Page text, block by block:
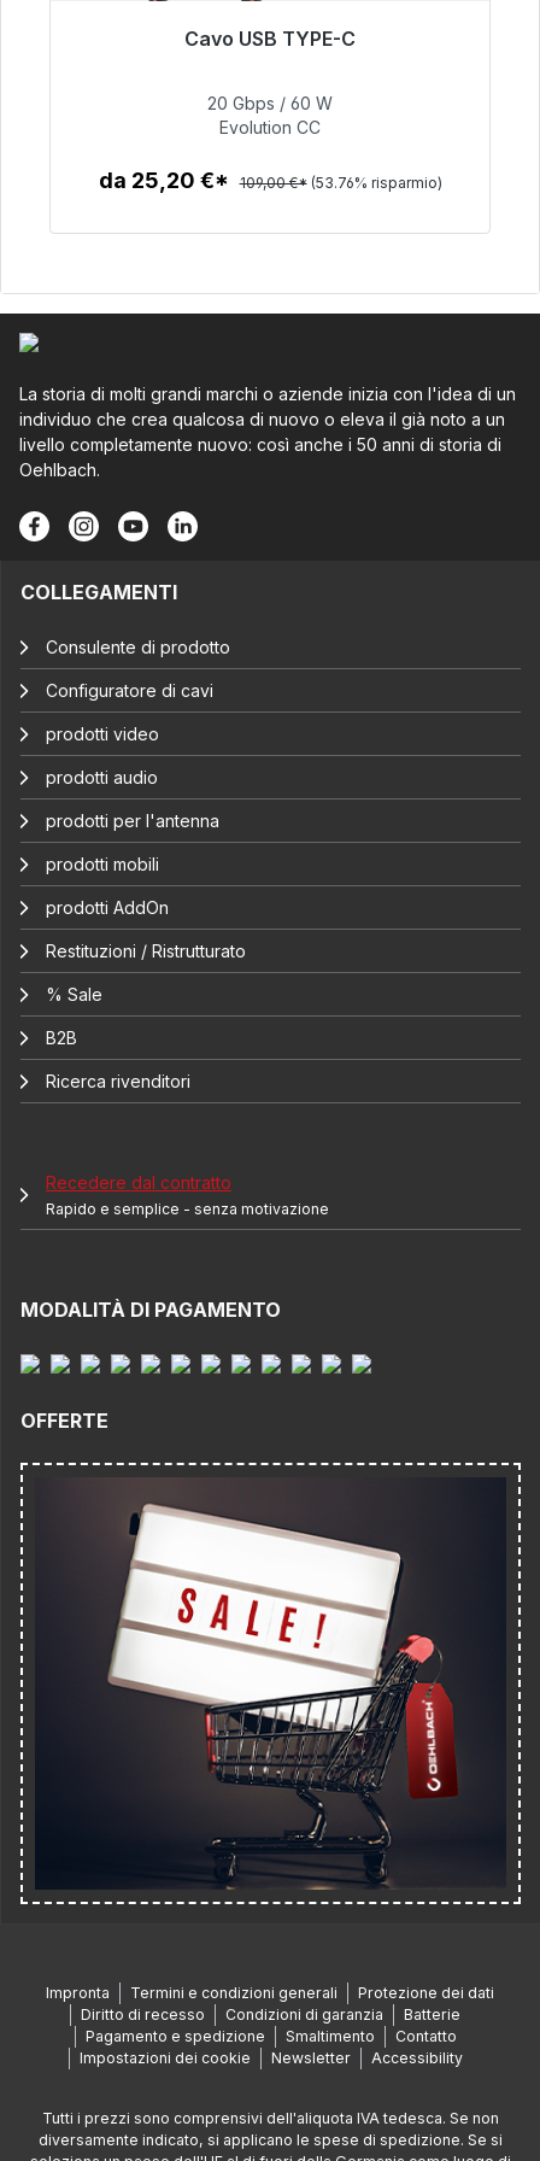
Cavo USB TYPE-C
Pronto per la spedizione immediata, tempo di
50,40 €
20 Gbps / 60 W
Evolution CC
da 25,20 €* 109,00 €* (53.76% risparmio)
La storia di molti grandi marchi o aziende inizia con l'idea di un
individuo che crea qualcosa di nuovo o eleva il già noto a un
livello completamente nuovo: così anche i 50 anni di storia di
Oehlbach.
COLLEGAMENTI
Consulente di prodotto
Configuratore di cavi
prodotti video
prodotti audio
prodotti per l'antenna
prodotti mobili
prodotti AddOn
Restituzioni / Ristrutturato
% Sale
B2B
Ricerca rivenditori
Recedere dal contratto
Rapido e semplice - senza motivazione
MODALITÀ DI PAGAMENTO
OFFERTE
Impronta Termini e condizioni generali
Protezione dei dati
Diritto di recesso
Condizioni di garanzia
Batterie
Pagamento e spedizione
Smaltimento
Contatto
Impostazioni dei cookie
Newsletter Accessibility
Tutti i prezzi sono comprensivi dell'aliquota IVA tedesca. Se non
diversamente indicato, si applicano le spese di spedizione. Se si